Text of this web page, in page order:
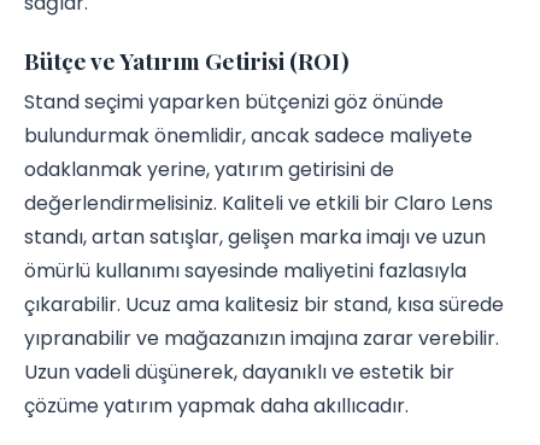
Bütçe ve Yatırım Getirisi (ROI)
Stand seçimi yaparken bütçenizi göz önünde
bulundurmak önemlidir, ancak sadece maliyete
odaklanmak yerine, yatırım getirisini de
değerlendirmelisiniz. Kaliteli ve etkili bir Claro Lens
standı, artan satışlar, gelişen marka imajı ve uzun
ömürlü kullanımı sayesinde maliyetini fazlasıyla
çıkarabilir. Ucuz ama kalitesiz bir stand, kısa sürede
yıpranabilir ve mağazanızın imajına zarar verebilir.
Uzun vadeli düşünerek, dayanıklı ve estetik bir
çözüme yatırım yapmak daha akıllıcadır.